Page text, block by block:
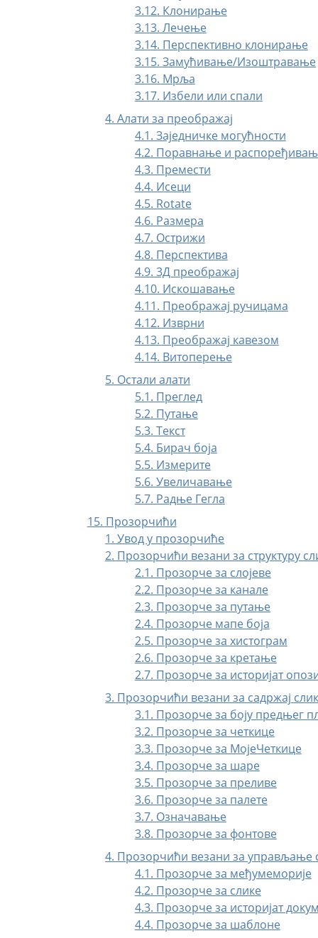
3.12. Клонирање
3.13. Лечење
3.14. Перспективно клонирање
3.15. Замућивање/Изоштравање
3.16. Мрља
3.17. Избели или спали
4. Алати за преображај
4.1. Заједничке могућности
4.2. Поравнање и
4.3. Премести
4.4. Исеци
4.5. Rotate
4.6. Размера
4.7. Острижи
4.8. Перспектива
4.9. 3Д преображај
4.10. Искошавање
4.11. Преображај ручицама
4.12. Изврни
4.13. Преображај кавезом
4.14. Витоперење
5. Остали алати
5.1. Преглед
5.2. Путање
5.3. Текст
5.4. Бирач боја
5.5. Измерите
5.6. Увеличавање
5.7. Радње Гегла
15. Прозорчићи
1. Увод у прозорчиће
2. Прозорчићи везани за структуру
2.1. Прозорче за слојеве
2.2. Прозорче за канале
2.3. Прозорче за путање
2.4. Прозорче мапе боја
2.5. Прозорче за хистограм
2.6. Прозорче за кретање
2.7. Прозорче за историјат
3. Прозорчићи везани за садржај
3.1. Прозорче за боју предњег
3.2. Прозорче за четкице
3.3. Прозорче за МојеЧеткице
3.4. Прозорче за шаре
3.5. Прозорче за преливе
3.6. Прозорче за палете
3.7. Означавање
3.8. Прозорче за фонтове
4. Прозорчићи везани за управљање
4.1. Прозорче за међумеморије
4.2. Прозорче за слике
4.3. Прозорче за историјат
4.4. Прозорче за шаблоне